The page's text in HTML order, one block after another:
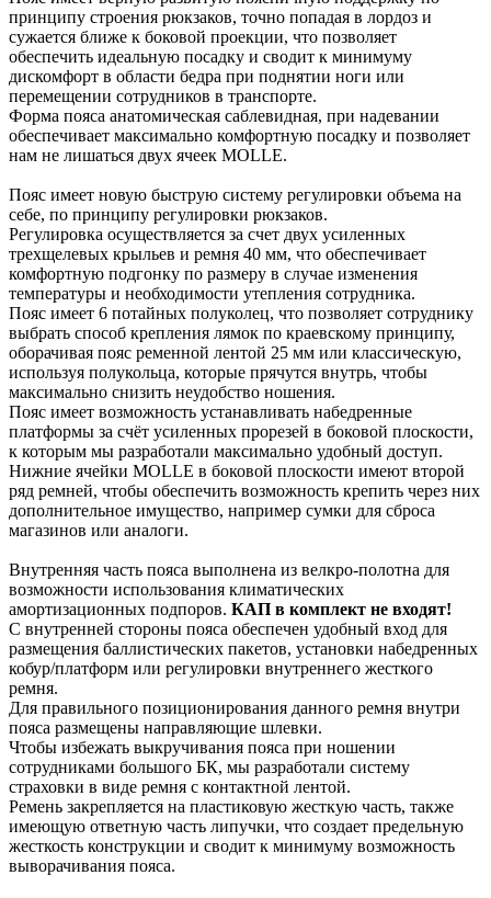
принципу строения рюкзаков, точно попадая в лордоз и
сужается ближе к боковой проекции, что позволяет
обеспечить идеальную посадку и сводит к минимуму
дискомфорт в области бедра при поднятии ноги или
перемещении сотрудников в транспорте.
Форма пояса анатомическая саблевидная, при надевании
обеспечивает максимально комфортную посадку и позволяет
нам не лишаться двух ячеек MOLLE.
Пояс имеет новую быструю систему регулировки объема на
себе, по принципу регулировки рюкзаков.
Регулировка осуществляется за счет двух усиленных
трехщелевых крыльев и ремня 40 мм, что обеспечивает
комфортную подгонку по размеру в случае изменения
температуры и необходимости утепления сотрудника.
Пояс имеет 6 потайных полуколец, что позволяет сотруднику
выбрать способ крепления лямок по краевскому принципу,
оборачивая пояс ременной лентой 25 мм или классическую,
используя полукольца, которые прячутся внутрь, чтобы
максимально снизить неудобство ношения.
Пояс имеет возможность устанавливать набедренные
платформы за счёт усиленных прорезей в боковой плоскости,
к которым мы разработали максимально удобный доступ.
Нижние ячейки MOLLE в боковой плоскости имеют второй
ряд ремней, чтобы обеспечить возможность крепить через них
дополнительное имущество, например сумки для сброса
магазинов или аналоги.
Внутренняя часть пояса выполнена из велкро-полотна для
возможности использования климатических
амортизационных подпоров. КАП в комплект не входят!
С внутренней стороны пояса обеспечен удобный вход для
размещения баллистических пакетов, установки набедренных
кобур/платформ или регулировки внутреннего жесткого
ремня.
Для правильного позиционирования данного ремня внутри
пояса размещены направляющие шлевки.
Чтобы избежать выкручивания пояса при ношении
сотрудниками большого БК, мы разработали систему
страховки в виде ремня с контактной лентой.
Ремень закрепляется на пластиковую жесткую часть, также
имеющую ответную часть липучки, что создает предельную
жесткость конструкции и сводит к минимуму возможность
выворачивания пояса.